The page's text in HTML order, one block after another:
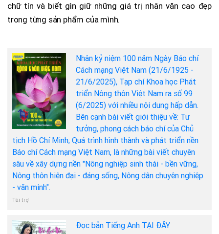
chữ tín và biết gìn giữ những giá trị nhân văn cao đẹp
trong từng sản phẩm của mình.
Nhân kỷ niệm 100 năm Ngày Báo chí
Cách mạng Việt Nam (21/6/1925 -
21/6/2025), Tạp chí Khoa học Phát
triển Nông thôn Việt Nam ra số 99
(6/2025) với nhiều nội dung hấp dẫn.
Bên cạnh bài viết giới thiệu về: Tư
tưởng, phong cách báo chí của Chủ
tịch Hồ Chí Minh; Quá trình hình thành và phát triển nền
Báo chí Cách mạng Việt Nam, là những bài viết chuyên
sâu về xây dựng nền "Nông nghiệp sinh thái - bền vững,
Nông thôn hiện đại - đáng sống, Nông dân chuyên nghiệp
- văn minh".
Tài trợ
Đọc bản Tiếng Anh TẠI ĐÂY